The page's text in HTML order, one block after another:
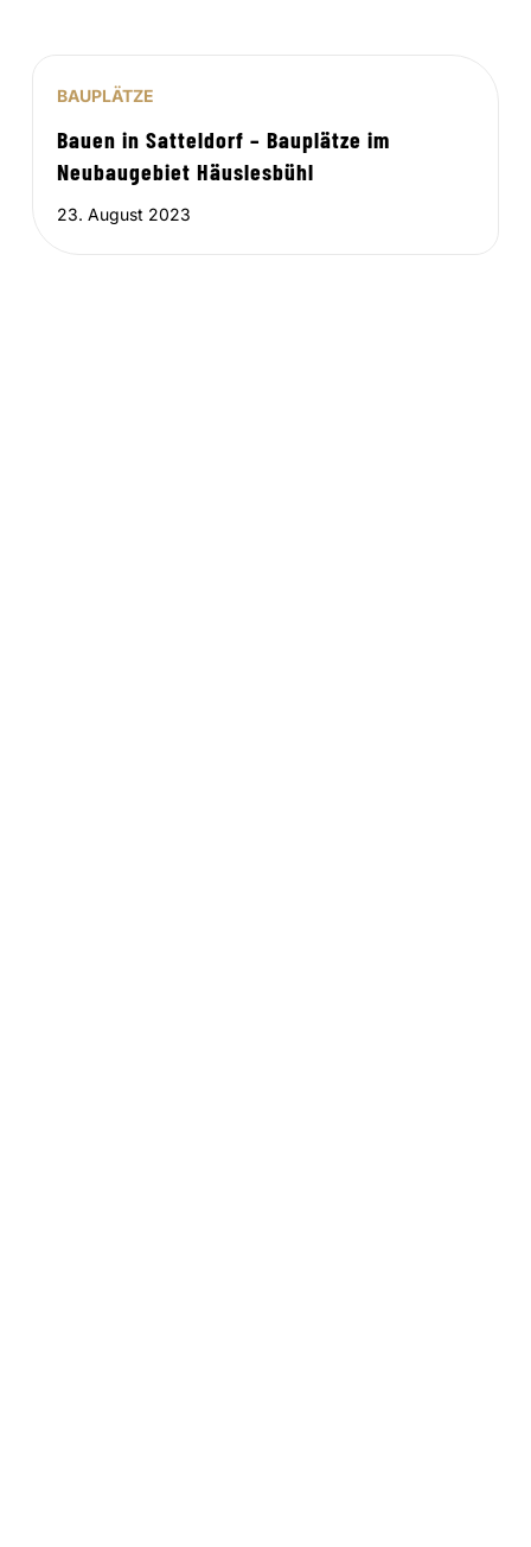
BAUPLÄTZE
Bauen in Satteldorf – Bauplätze im
Neubaugebiet Häuslesbühl
23. August 2023